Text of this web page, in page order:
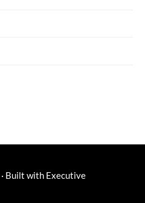
· Built with Executive